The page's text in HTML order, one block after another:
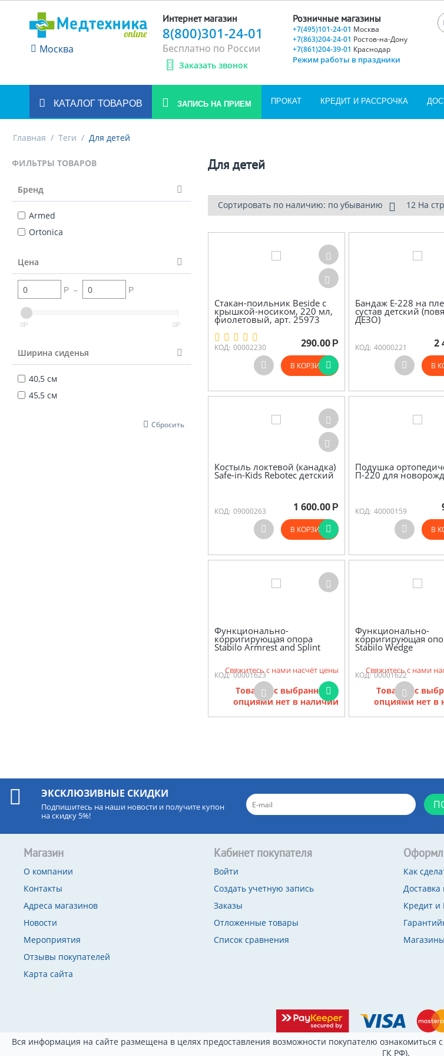
Москва
Интернет магазин
8(800)301-24-01
Бесплатно по России
Заказать звонок
Розничные магазины
+7(495)101-24-01 Москва
+7(863)204-24-01 Ростов-на-Дону
+7(861)204-39-01 Краснодар
Режим работы в праздники
КАТАЛОГ ТОВАРОВ ЗАПИСЬ НА ПРИЕМ ПРОКАТ КРЕДИТ И РАССРОЧКА
Главная / Теги / Для детей
ФИЛЬТРЫ ТОВАРОВ
Бренд
Armed
Ortonica
Цена
Р – Р
0Р 0Р
Ширина сиденья
40,5 см
45,5 см
Сбросить
Для детей
Сортировать по наличию: по убыванию 12 На
Стакан-поильник Beside с
крышкой-носиком, 220 мл,
фиолетовый, арт. 25973
КОД: 00002230 290.00 Р
В КОРЗИНУ
Бандаж Е-228 на
сустав детский
ДЕЗО)
КОД: 40000221 2
В
Костыль локтевой (канадка)
Safe-in-Kids Rebotec детский
КОД: 09000263 1 600.00 Р
В КОРЗИНУ
Подушка
П-220 для
КОД: 40000159
В
Функционально-
корригирующая опора
Stabilo Armrest and Splint
КОД: 00001623
Свяжитесь с нами насчёт цены
Товаров с выбранными
опциями нет в наличии
Функционально-
корригирующая
Stabilo Wedge
КОД: 00001622
Свяжитесь с нами
Товаров с
опциями нет в
ЭКСКЛЮЗИВНЫЕ СКИДКИ
Подпишитесь на наши новости и получите купон
на скидку 5%!
Магазин
О компании
Контакты
Адреса магазинов
Новости
Мероприятия
Отзывы покупателей
Карта сайта
Кабинет покупателя
Войти
Создать учетную запись
Заказы
Отложенные товары
Список сравнения
Как
Доставка
Кредит и
Вся информация на сайте размещена в целях предоставления возможности покупателю ознакомиться
ГК РФ).